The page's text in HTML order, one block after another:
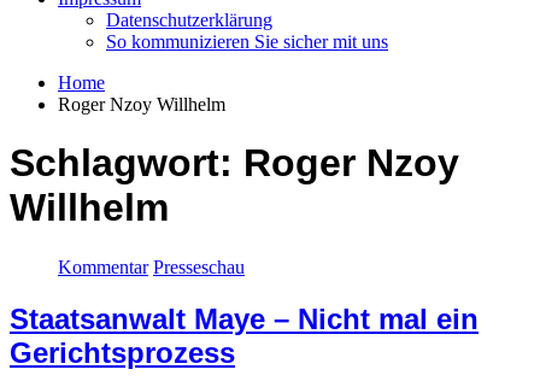
Datenschutzerklärung
So kommunizieren Sie sicher mit uns
Home
Roger Nzoy Willhelm
Schlagwort: Roger Nzoy
Willhelm
Kommentar Presseschau
Staatsanwalt Maye – Nicht mal ein
Gerichtsprozess